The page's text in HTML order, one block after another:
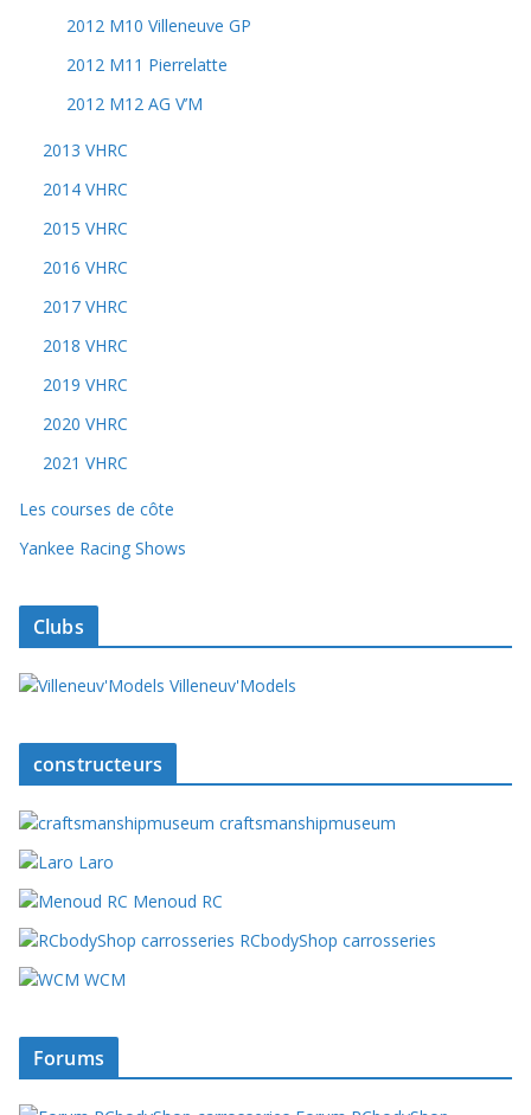
2012 M10 Villeneuve GP
2012 M11 Pierrelatte
2012 M12 AG V’M
2013 VHRC
2014 VHRC
2015 VHRC
2016 VHRC
2017 VHRC
2018 VHRC
2019 VHRC
2020 VHRC
2021 VHRC
Les courses de côte
Yankee Racing Shows
Clubs
Villeneuv'Models
constructeurs
craftsmanshipmuseum
Laro
Menoud RC
RCbodyShop carrosseries
WCM
Forums